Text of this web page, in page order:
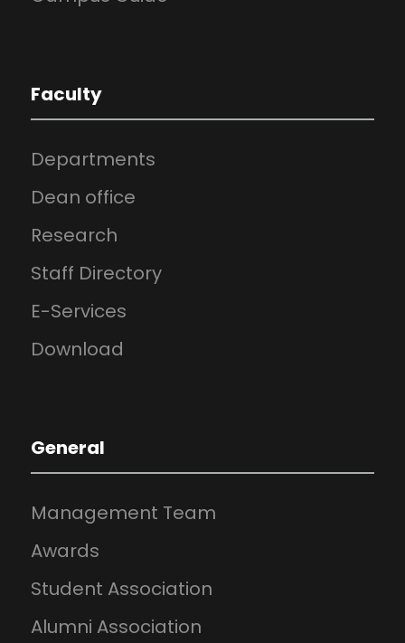
Faculty
Departments
Dean office
Research
Staff Directory
E-Services
Download
General
Management Team
Awards
Student Association
Alumni Association